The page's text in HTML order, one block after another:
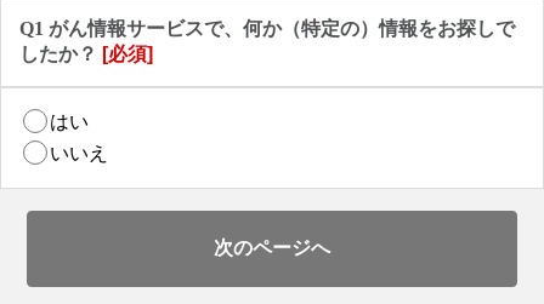
Q1 がん情報サービスで、何か（特定の）情報をお探しで
したか？ [必須]
はい
いいえ